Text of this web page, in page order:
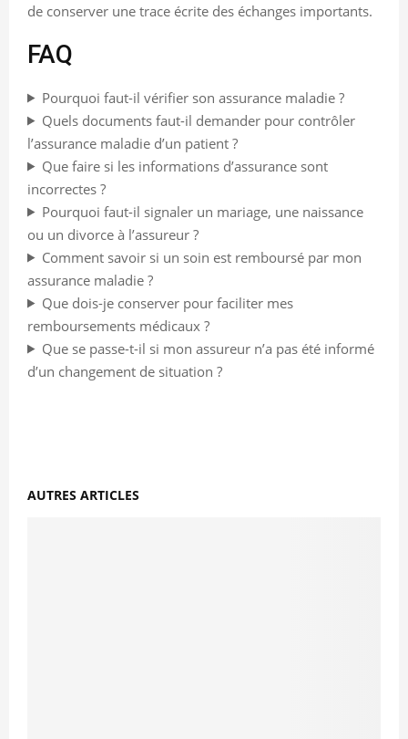
de conserver une trace écrite des échanges importants.
FAQ
Pourquoi faut-il vérifier son assurance maladie ?
Quels documents faut-il demander pour contrôler
l’assurance maladie d’un patient ?
Que faire si les informations d’assurance sont
incorrectes ?
Pourquoi faut-il signaler un mariage, une naissance
ou un divorce à l’assureur ?
Comment savoir si un soin est remboursé par mon
assurance maladie ?
Que dois-je conserver pour faciliter mes
remboursements médicaux ?
Que se passe-t-il si mon assureur n’a pas été informé
d’un changement de situation ?
AUTRES ARTICLES